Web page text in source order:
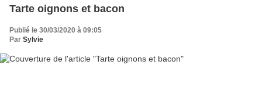
Tarte oignons et bacon
Publié le 30/03/2020 à 09:05
Par Sylvie